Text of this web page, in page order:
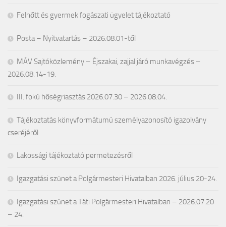
Felnőtt és gyermek fogászati ügyelet tájékoztató
Posta – Nyitvatartás – 2026.08.01-től
MÁV Sajtóközlemény – Éjszakai, zajjal járó munkavégzés –
2026.08.14-19.
III. fokú hőségriasztás 2026.07.30 – 2026.08.04.
Tájékoztatás könyvformátumú személyazonosító igazolvány
cseréjéről
Lakossági tájékoztató permetezésről
Igazgatási szünet a Polgármesteri Hivatalban 2026. július 20-24.
Igazgatási szünet a Táti Polgármesteri Hivatalban – 2026.07.20
– 24.